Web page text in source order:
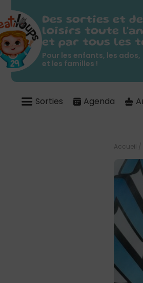
Des sorties et
loisirs toute
et par tous les
Pour les enfants, les ados,
et les familles !
Sorties Agenda
Accueil /